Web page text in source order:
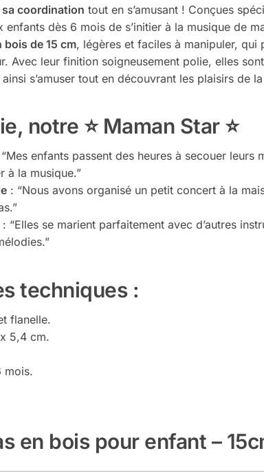
coordination tout en s’amusant ! Conçues
dès 6 mois de s’initier à la musique de
bois de 15 cm, légères et faciles à manipuler, qui
Avec leur finition soigneusement polie, elles
s’amuser tout en découvrant les plaisirs de
notre ⭐ Maman Star ⭐
enfants passent des heures à secouer leurs
à la musique.”
: “Nous avons organisé un petit concert à la
“Elles se marient parfaitement avec d’autres
techniques :
flanelle.
5,4 cm.
mois.
en bois pour enfant –